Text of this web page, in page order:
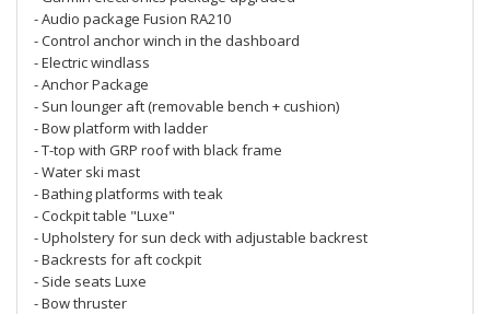
- Audio package Fusion RA210
- Control anchor winch in the dashboard
- Electric windlass
- Anchor Package
- Sun lounger aft (removable bench + cushion)
- Bow platform with ladder
- T-top with GRP roof with black frame
- Water ski mast
- Bathing platforms with teak
- Cockpit table "Luxe"
- Upholstery for sun deck with adjustable backrest
- Backrests for aft cockpit
- Side seats Luxe
- Bow thruster